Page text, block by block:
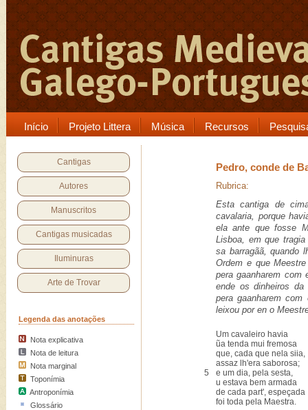
Início Projeto Littera Música Recursos
Cantigas
Autores
Manuscritos
Cantigas musicadas
Iluminuras
Arte de Trovar
Legenda das anotações
Nota explicativa
Nota de leitura
Nota marginal
Toponímia
Antroponímia
Glossário
Pedro, conde de
Rubrica:
Esta cantiga de
cavalaria, porque
ela ante que fosse
Lisboa, em que
sa barragãã, quando
Ordem e que
pera gaanharem com
ende os dinheiros da
pera gaanharem
leixou por en o
Um cavaleiro havia
ũa tenda mui fremosa
que, cada que nela siia,
assaz lh'era saborosa;
5
e um dia, pela sesta,
u estava bem armada
de cada part', espeçada
foi toda pela Maestra.